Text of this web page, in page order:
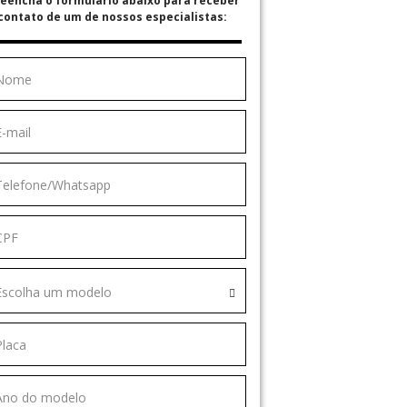
de um de nossos especialistas:
um modelo